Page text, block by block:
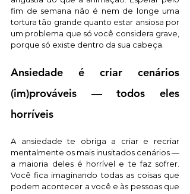
fim de semana não é nem de longe uma
tortura tão grande quanto estar ansiosa por
um problema que só você considera grave,
porque só existe dentro da sua cabeça.
Ansiedade é criar cenários
(im)prováveis — todos eles
horríveis
A ansiedade te obriga a criar e recriar
mentalmente os mais inusitados cenários —
a maioria deles é horrível e te faz sofrer.
Você fica imaginando todas as coisas que
podem acontecer a você e às pessoas que